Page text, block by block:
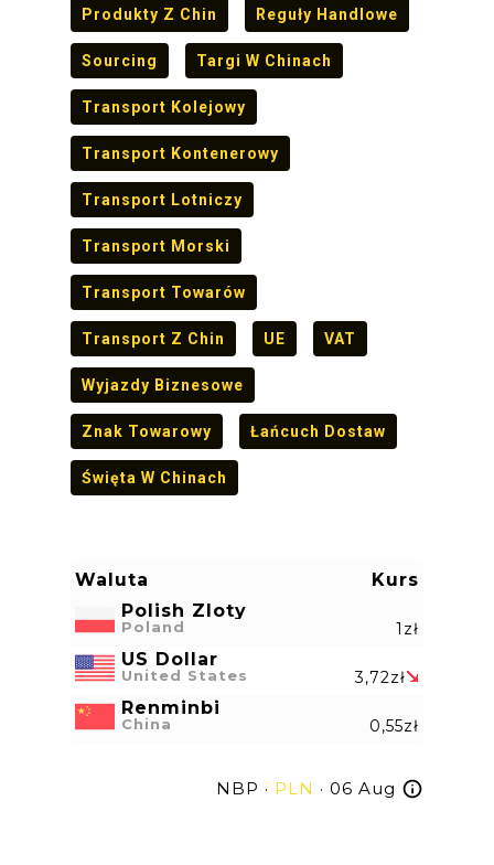
Produkty Z Chin Reguły Handlowe
Sourcing Targi W Chinach
Transport Kolejowy
Transport Kontenerowy
Transport Lotniczy
Transport Morski
Transport Towarów
Transport Z Chin UE VAT
Wyjazdy Biznesowe
Znak Towarowy Łańcuch Dostaw
Święta W Chinach
Waluta
Kurs
Polish Zloty
Poland 1zł
US Dollar
United States 3,72zł
Renminbi
China 0,55zł
NBP · PLN · 06 Aug